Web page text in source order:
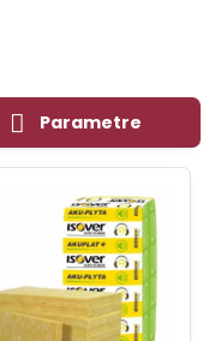
Parametre